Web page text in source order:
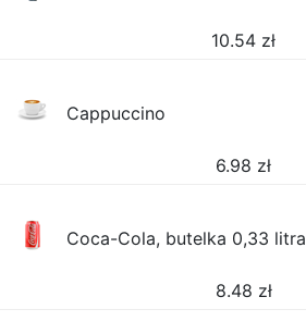
10.54 zł
Cappuccino
6.98 zł
Coca-Cola, butelka 0,33 litra
8.48 zł